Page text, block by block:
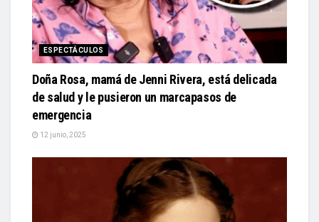
ESPECTÁCULOS
Doña Rosa, mamá de Jenni Rivera, está delicada
de salud y le pusieron un marcapasos de
emergencia
12 junio, 2025